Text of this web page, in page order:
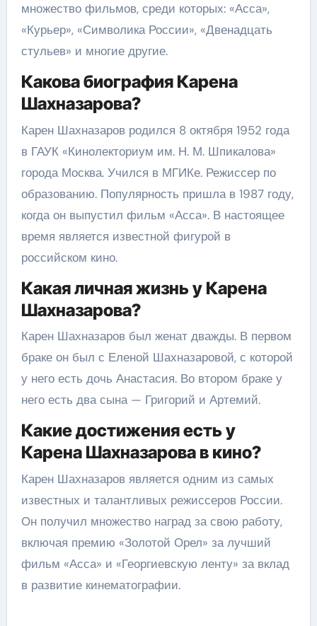
множество фильмов, среди которых: «Асса»,
«Курьер», «Символика России», «Двенадцать
стульев» и многие другие.
Какова биография Карена
Шахназарова?
Карен Шахназаров родился 8 октября 1952 года
в ГАУК «Кинолекториум им. Н. М. Шпикалова»
города Москва. Учился в МГИКе. Режиссер по
образованию. Популярность пришла в 1987 году,
когда он выпустил фильм «Асса». В настоящее
время является известной фигурой в
российском кино.
Какая личная жизнь у Карена
Шахназарова?
Карен Шахназаров был женат дважды. В первом
браке он был с Еленой Шахназаровой, с которой
у него есть дочь Анастасия. Во втором браке у
него есть два сына — Григорий и Артемий.
Какие достижения есть у
Карена Шахназарова в кино?
Карен Шахназаров является одним из самых
известных и талантливых режиссеров России.
Он получил множество наград за свою работу,
включая премию «Золотой Орел» за лучший
фильм «Асса» и «Георгиевскую ленту» за вклад
в развитие кинематографии.